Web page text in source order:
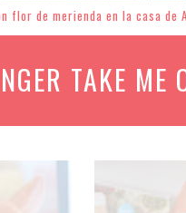
flor de merienda en la casa de
TAKE ME